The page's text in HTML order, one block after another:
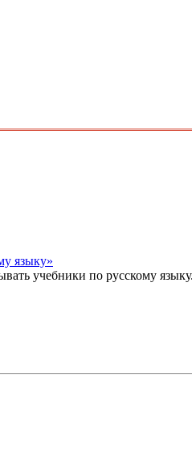
языку»
учебники по русскому